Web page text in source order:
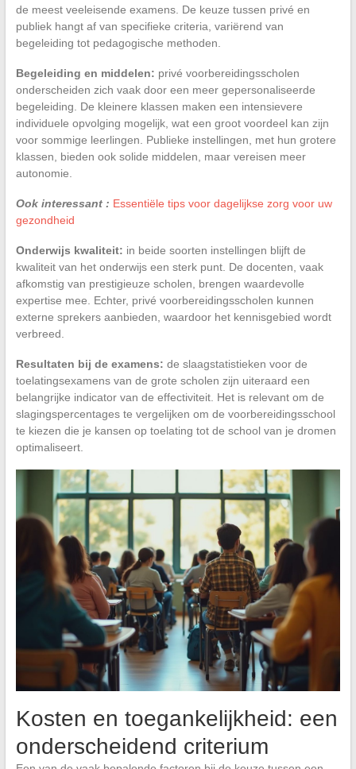
de meest veeleisende examens. De keuze tussen privé en
publiek hangt af van specifieke criteria, variërend van
begeleiding tot pedagogische methoden.
Begeleiding en middelen: privé voorbereidingsscholen
onderscheiden zich vaak door een meer gepersonaliseerde
begeleiding. De kleinere klassen maken een intensievere
individuele opvolging mogelijk, wat een groot voordeel kan zijn
voor sommige leerlingen. Publieke instellingen, met hun grotere
klassen, bieden ook solide middelen, maar vereisen meer
autonomie.
Ook interessant : Essentiële tips voor dagelijkse zorg voor uw
gezondheid
Onderwijs kwaliteit: in beide soorten instellingen blijft de
kwaliteit van het onderwijs een sterk punt. De docenten, vaak
afkomstig van prestigieuze scholen, brengen waardevolle
expertise mee. Echter, privé voorbereidingsscholen kunnen
externe sprekers aanbieden, waardoor het kennisgebied wordt
verbreed.
Resultaten bij de examens: de slaagstatistieken voor de
toelatingsexamens van de grote scholen zijn uiteraard een
belangrijke indicator van de effectiviteit. Het is relevant om de
slagingspercentages te vergelijken om de voorbereidingsschool
te kiezen die je kansen op toelating tot de school van je dromen
optimaliseert.
Kosten en toegankelijkheid: een
onderscheidend criterium